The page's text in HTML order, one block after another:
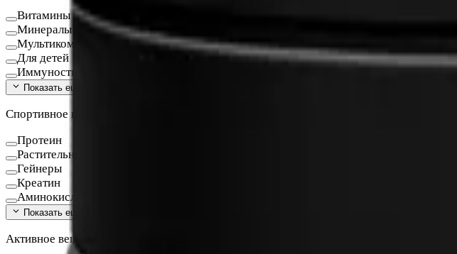
Витамины и минералы
Минералы
Мультикомплексы
Для детей
Иммуностимуляторы
Показать ещё (
Спортивное питание
Протеин
Растительный протеин
Гейнеры
Креатин
Аминокислоты
Показать ещё (
Активное вещество